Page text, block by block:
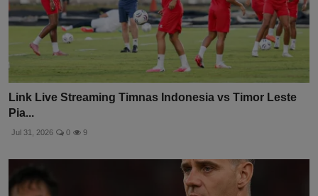
Link Live Streaming Timnas Indonesia vs Timor Leste
Pia...
Jul 31, 2026 0 9